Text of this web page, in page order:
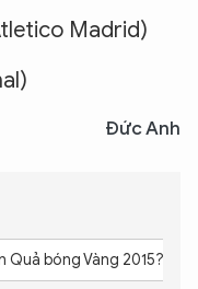
Madrid)
Đức Anh
Quả bóng Vàng 2015?